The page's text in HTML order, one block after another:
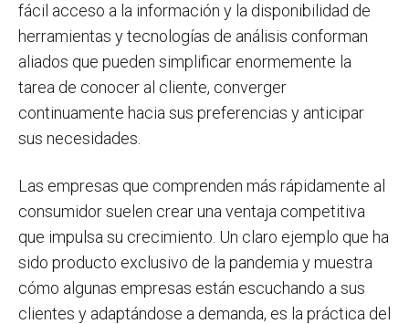
fácil acceso a la información y la disponibilidad de
herramientas y tecnologías de análisis conforman
aliados que pueden simplificar enormemente la
tarea de conocer al cliente, converger
continuamente hacia sus preferencias y anticipar
sus necesidades.
Las empresas que comprenden más rápidamente al
consumidor suelen crear una ventaja competitiva
que impulsa su crecimiento. Un claro ejemplo que ha
sido producto exclusivo de la pandemia y muestra
cómo algunas empresas están escuchando a sus
clientes y adaptándose a demanda, es la práctica del